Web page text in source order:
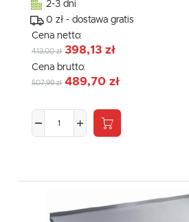
2-3 dni
0 zł - dostawa gratis
Cena netto:
413,00 zł 398,13 zł
Cena brutto:
507,99 zł 489,70 zł